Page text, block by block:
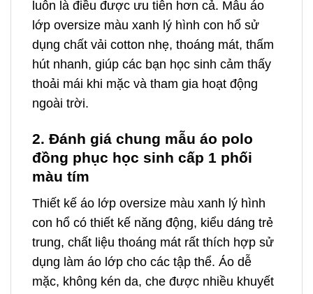
luôn là điều được ưu tiên hơn cả. Mẫu áo
lớp oversize màu xanh lý hình con hổ sử
dụng chất vải cotton nhẹ, thoáng mát, thấm
hút nhanh, giúp các bạn học sinh cảm thấy
thoải mái khi mặc và tham gia hoạt động
ngoài trời.
2. Đánh giá chung mẫu áo polo
đồng phục học sinh cấp 1 phối
màu tím
Thiết kế áo lớp oversize màu xanh lý hình
con hổ có thiết kế năng động, kiểu dáng trẻ
trung, chất liệu thoáng mát rất thích hợp sử
dụng làm áo lớp cho các tập thể. Áo dễ
mặc, không kén da, che được nhiều khuyết